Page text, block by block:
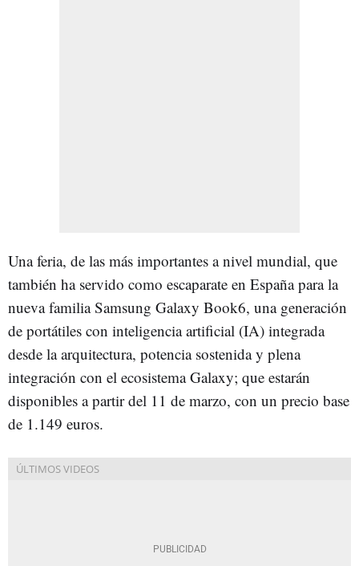
Una feria, de las más importantes a nivel mundial, que
también ha servido como escaparate en España para la
nueva familia Samsung Galaxy Book6, una generación
de portátiles con inteligencia artificial (IA) integrada
desde la arquitectura, potencia sostenida y plena
integración con el ecosistema Galaxy; que estarán
disponibles a partir del 11 de marzo, con un precio base
de 1.149 euros.